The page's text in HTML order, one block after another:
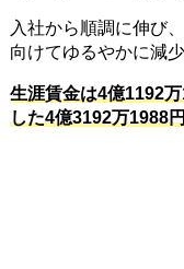
入社から順調に伸び
向けてゆるやかに減
生涯賃金は4億1192
した4億3192万1988